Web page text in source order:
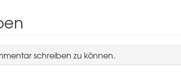
schreiben zu können.